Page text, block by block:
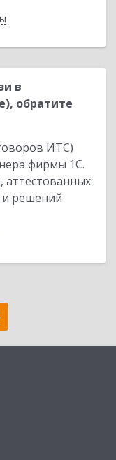
в
обратите
ИТС)
фирмы 1С.
аттестованных
и решений